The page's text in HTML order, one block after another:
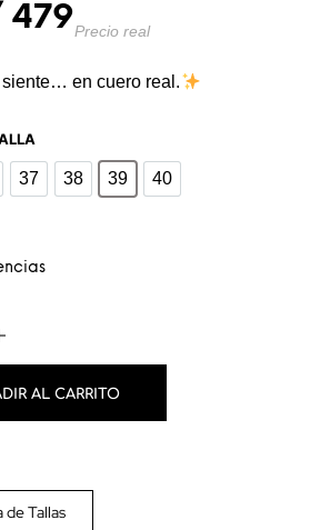
479Precio real
siente… en cuero real.
37
37
38
38
39
39
40
40
AL CARRITO
de Tallas